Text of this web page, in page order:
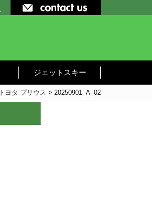
ジェットスキー
トヨタ プリウス > 20250901_A_02